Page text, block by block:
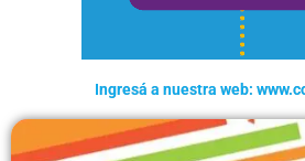
Ingresá a nuestra web: